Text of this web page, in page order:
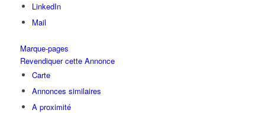
LinkedIn
Mail
Marque-pages
Revendiquer cette Annonce
Carte
Annonces similaires
A proximité